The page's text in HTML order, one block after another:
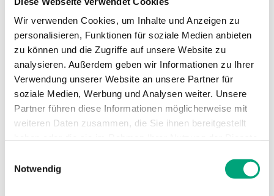
Wir verwenden Cookies, um Inhalte und Anzeigen zu
personalisieren, Funktionen für soziale Medien anbieten
zu können und die Zugriffe auf unsere Website zu
analysieren. Außerdem geben wir Informationen zu Ihrer
Verwendung unserer Website an unsere Partner für
soziale Medien, Werbung und Analysen weiter. Unsere
Partner führen diese Informationen möglicherweise mit
weiteren Daten zusammen, die Sie ihnen bereitgestellt
Notwendig
Anwendungen
SOFTWARE UND DOKUMENTATION